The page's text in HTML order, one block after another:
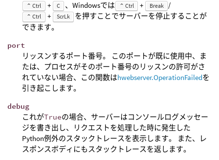
⌃ Ctrl + C 、Windowsでは ⌃ Ctrl + Break /
⌃ Ctrl + ScrLk
を押すことでサーバーを停止することが
できます。
port
リッスンするポート番号。 このポートが既に使用中、ま
たは、プロセスがそのポート番号のリッスンの許可がさ
れていない場合、この関数はhwebserver.OperationFailedを
引き起こします。
debug
これがTrueの場合、サーバーはコンソールログメッセー
ジを書き出し、リクエストを処理した時に発生した
Python例外のスタックトレースを表示します。 また、レ
スポンスボディにもスタックトレースを返します。